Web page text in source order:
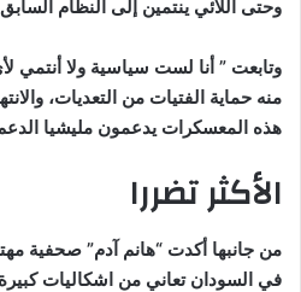
وحتى اللائي ينتمين إلى النظام
وتابعت ” أنا لست سياسية ولا أنتمي
منه حماية الفتيات من التعديات،
هذه المعسكرات يدعمون مليشيا
الأكثر تضررا
من جانبها أكدت “هانم آدم” صحفية
في السودان تعاني من اشكاليات